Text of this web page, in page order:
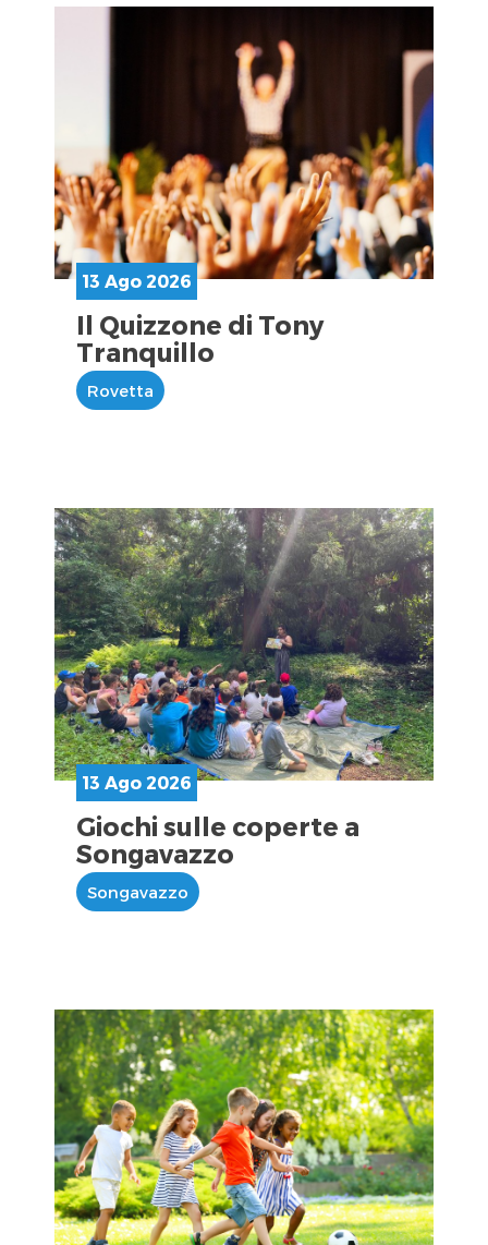
13 Ago 2026
Il Quizzone di Tony
Tranquillo
Rovetta
13 Ago 2026
Giochi sulle coperte a
Songavazzo
Songavazzo